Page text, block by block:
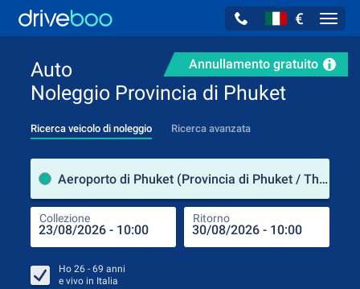
€
Annullamento gratuito
Auto
Noleggio Provincia di Phuket
Ricerca veicolo di noleggio Ricerca avanzata
Aeroporto di Phuket (Provincia di Phuket / Thailandia)
Collezione Ritorno
Ho 26 - 69 anni
e vivo in Italia